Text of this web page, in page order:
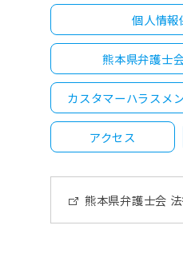
個人情報
熊本県弁護士
カスタマーハラスメ
アクセス
熊本県弁護士会